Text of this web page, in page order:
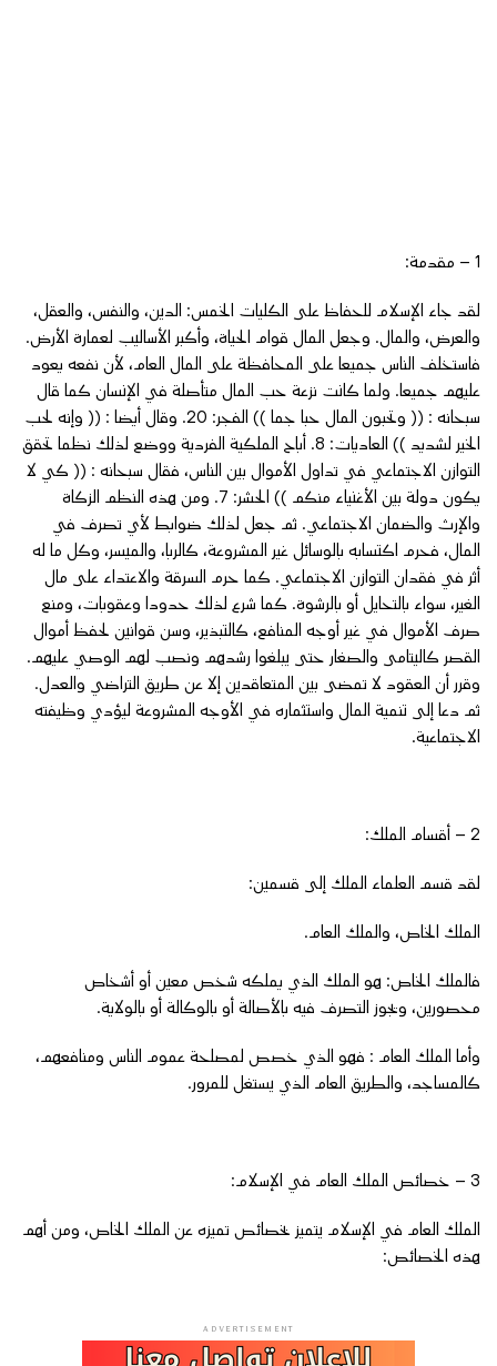
1 – مقدمة:
لقد جاء الإسلام للحفاظ على الكليات الخمس: الدين، والنفس، والعقل،
والعرض، والمال. وجعل المال قوام الحياة، وأكبر الأساليب لعمارة الأرض.
فاستخلف الناس جميعا على المحافظة على المال العام، لأن نفعه يعود
عليهم جميعا. ولما كانت نزعة حب المال متأصلة في الإنسان كما قال
سبحانه : (( وتحبون المال حبا جما )) الفجر: 20. وقال أيضا : (( وإنه لحب
الخير لشديد )) العاديات: 8. أباح الملكية الفردية ووضع لذلك نظما تحقق
التوازن الاجتماعي في تداول الأموال بين الناس، فقال سبحانه : (( كي لا
يكون دولة بين الأغنياء منكم )) الحشر: 7. ومن هذه النظم الزكاة
والإرث والضمان الاجتماعي. ثم جعل لذلك ضوابط لأي تصرف في
المال، فحرم اكتسابه بالوسائل غير المشروعة، كالربا، والميسر، وكل ما له
أثر في فقدان التوازن الاجتماعي. كما حرم السرقة والاعتداء على مال
الغير، سواء بالتحايل أو بالرشوة. كما شرع لذلك حدودا وعقوبات، ومنع
صرف الأموال في غير أوجه المنافع، كالتبذير، وسن قوانين لحفظ أموال
القصر كاليتامى والصغار حتى يبلغوا رشدهم ونصب لهم الوصي عليهم.
وقرر أن العقود لا تمضى بين المتعاقدين إلا عن طريق التراضي والعدل.
ثم دعا إلى تنمية المال واستثماره في الأوجه المشروعة ليؤدي وظيفته
الاجتماعية.
2 – أقسام الملك:
لقد قسم العلماء الملك إلى قسمين:
الملك الخاص، والملك العام.
فالملك الخاص: هو الملك الذي يملكه شخص معين أو أشخاص
محصورين، ويجوز التصرف فيه بالأصالة أو بالوكالة أو بالولاية.
وأما الملك العام : فهو الذي خصص لمصلحة عموم الناس ومنافعهم،
كالمساجد، والطريق العام الذي يستغل للمرور.
3 – خصائص الملك العام في الإسلام:
الملك العام في الإسلام يتميز بخصائص تميزه عن الملك الخاص، ومن أهم
هذه الخصائص:
ADVERTISEMENT